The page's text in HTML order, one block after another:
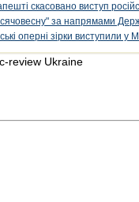
скасовано виступ
за напрямами
оперні зірки виступили
Ukraine